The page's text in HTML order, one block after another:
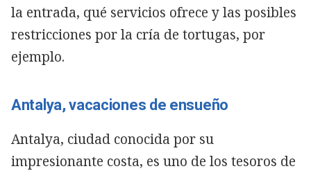
la entrada, qué servicios ofrece y las posibles
restricciones por la cría de tortugas, por
ejemplo.
Antalya, vacaciones de ensueño
Antalya, ciudad conocida por su
impresionante costa, es uno de los tesoros de